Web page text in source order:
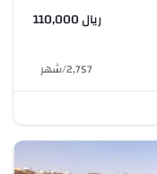
ريال 110,000
2,757
/شهر